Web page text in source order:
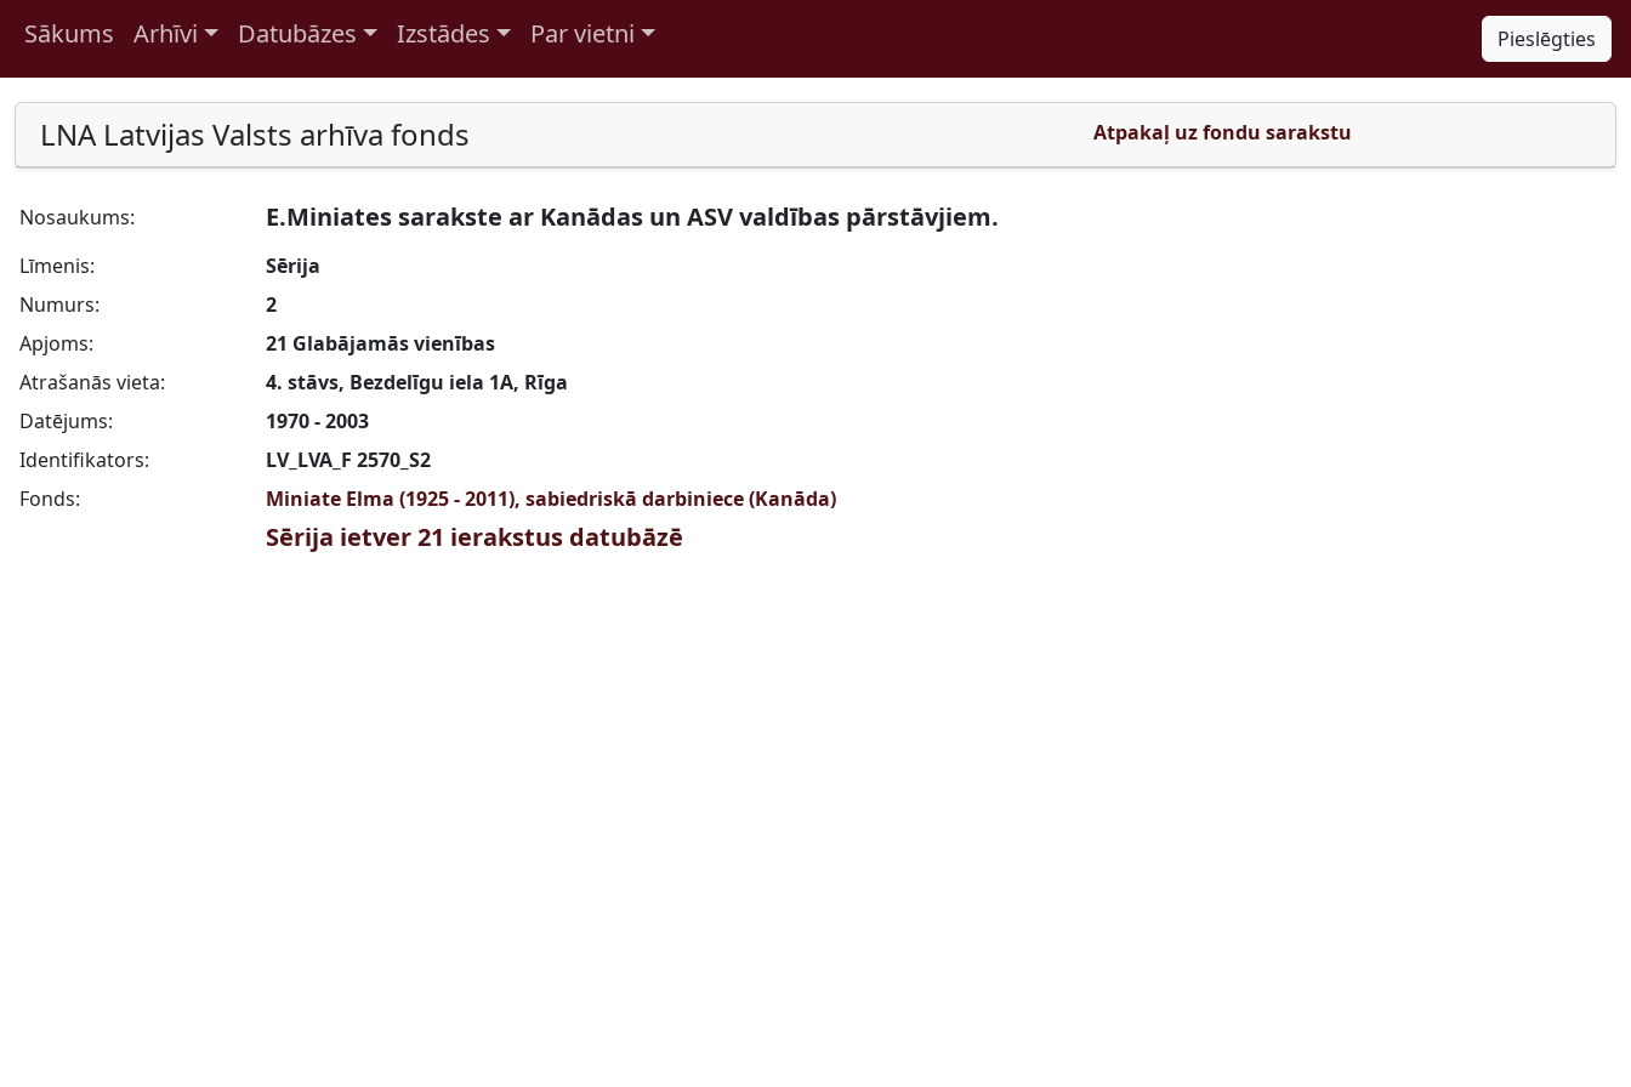
Pāriet uz saturu
Sākums Arhīvi Datubāzes Izstādes Par vietni Pieslēgties
LNA Latvijas Valsts arhīva fonds Atpakaļ uz fondu sarakstu
Nosaukums: E.Miniates sarakste ar Kanādas un ASV valdības pārstāvjiem.
Līmenis:
Sērija
Numurs:
2
Apjoms:
21 Glabājamās vienības
Atrašanās vieta:
4. stāvs, Bezdelīgu iela 1A, Rīga
Datējums:
1970 - 2003
Identifikators:
LV_LVA_F 2570_S2
Fonds:
Miniate Elma (1925 - 2011), sabiedriskā darbiniece (Kanāda)
Sērija ietver 21 ierakstus datubāzē